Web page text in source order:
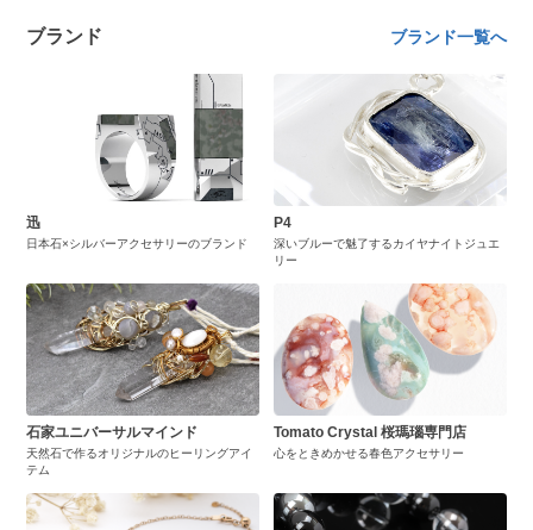
ブランド ブランド一覧へ
迅
日本石×シルバーアクセサリーのブランド
P4
深いブルーで魅了するカイヤナイトジュエ
リー
石家ユニバーサルマインド
天然石で作るオリジナルのヒーリングアイ
テム
Tomato Crystal 桜瑪瑙専門店
心をときめかせる春色アクセサリー